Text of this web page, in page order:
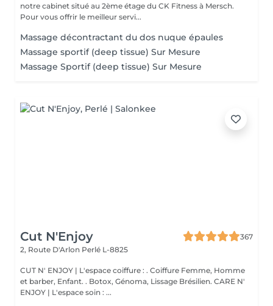
notre cabinet situé au 2ème étage du CK Fitness à Mersch.
Pour vous offrir le meilleur servi...
Massage décontractant du dos nuque épaules
Massage sportif (deep tissue) Sur Mesure
Massage Sportif (deep tissue) Sur Mesure
Cut N'Enjoy
367
2, Route D'Arlon Perlé L-8825
CUT N' ENJOY | L'espace coiffure : . Coiffure Femme, Homme
et barber, Enfant. . Botox, Génoma, Lissage Brésilien. CARE N'
ENJOY | L'espace soin : ...